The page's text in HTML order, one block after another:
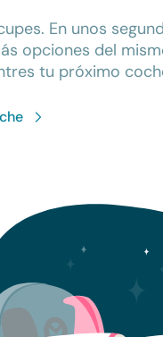
En unos
opciones del
tu próximo